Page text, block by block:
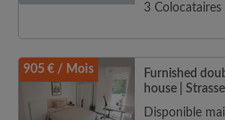
3
905 € / Mois
Furnished
house |
Disponible